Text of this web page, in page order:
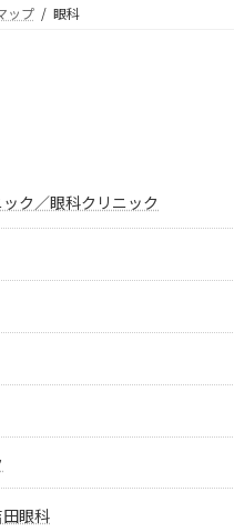
ップ 眼科
ク／眼科クリニック
眼科